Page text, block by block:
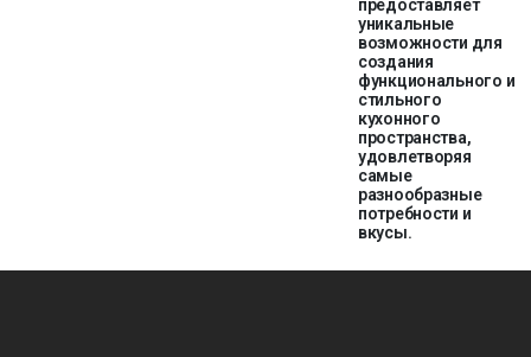
предоставляет
уникальные
возможности для
создания
функционального и
стильного
кухонного
пространства,
удовлетворяя
самые
разнообразные
потребности и
вкусы.